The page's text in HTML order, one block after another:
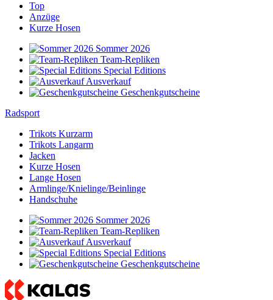
Top
Anzüge
Kurze Hosen
Sommer 2026
Team-Repliken
Special Editions
Ausverkauf
Geschenkgutscheine
Radsport
Trikots Kurzarm
Trikots Langarm
Jacken
Kurze Hosen
Lange Hosen
Armlinge/Knielinge/Beinlinge
Handschuhe
Sommer 2026
Team-Repliken
Ausverkauf
Special Editions
Geschenkgutscheine